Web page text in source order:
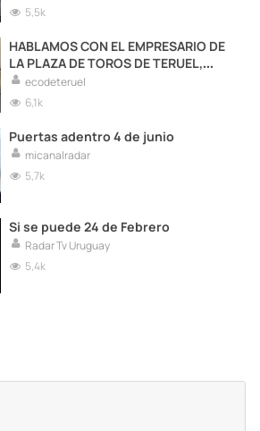
5,5k
HABLAMOS CON EL EMPRESARIO DE
LA PLAZA DE TOROS DE TERUEL,
DAVID GRACIA
ecodeteruel
6,1k
Puertas adentro 4 de junio
micanalradar
5,7k
Si se puede 24 de Febrero
Radar Tv Uruguay
5,4k